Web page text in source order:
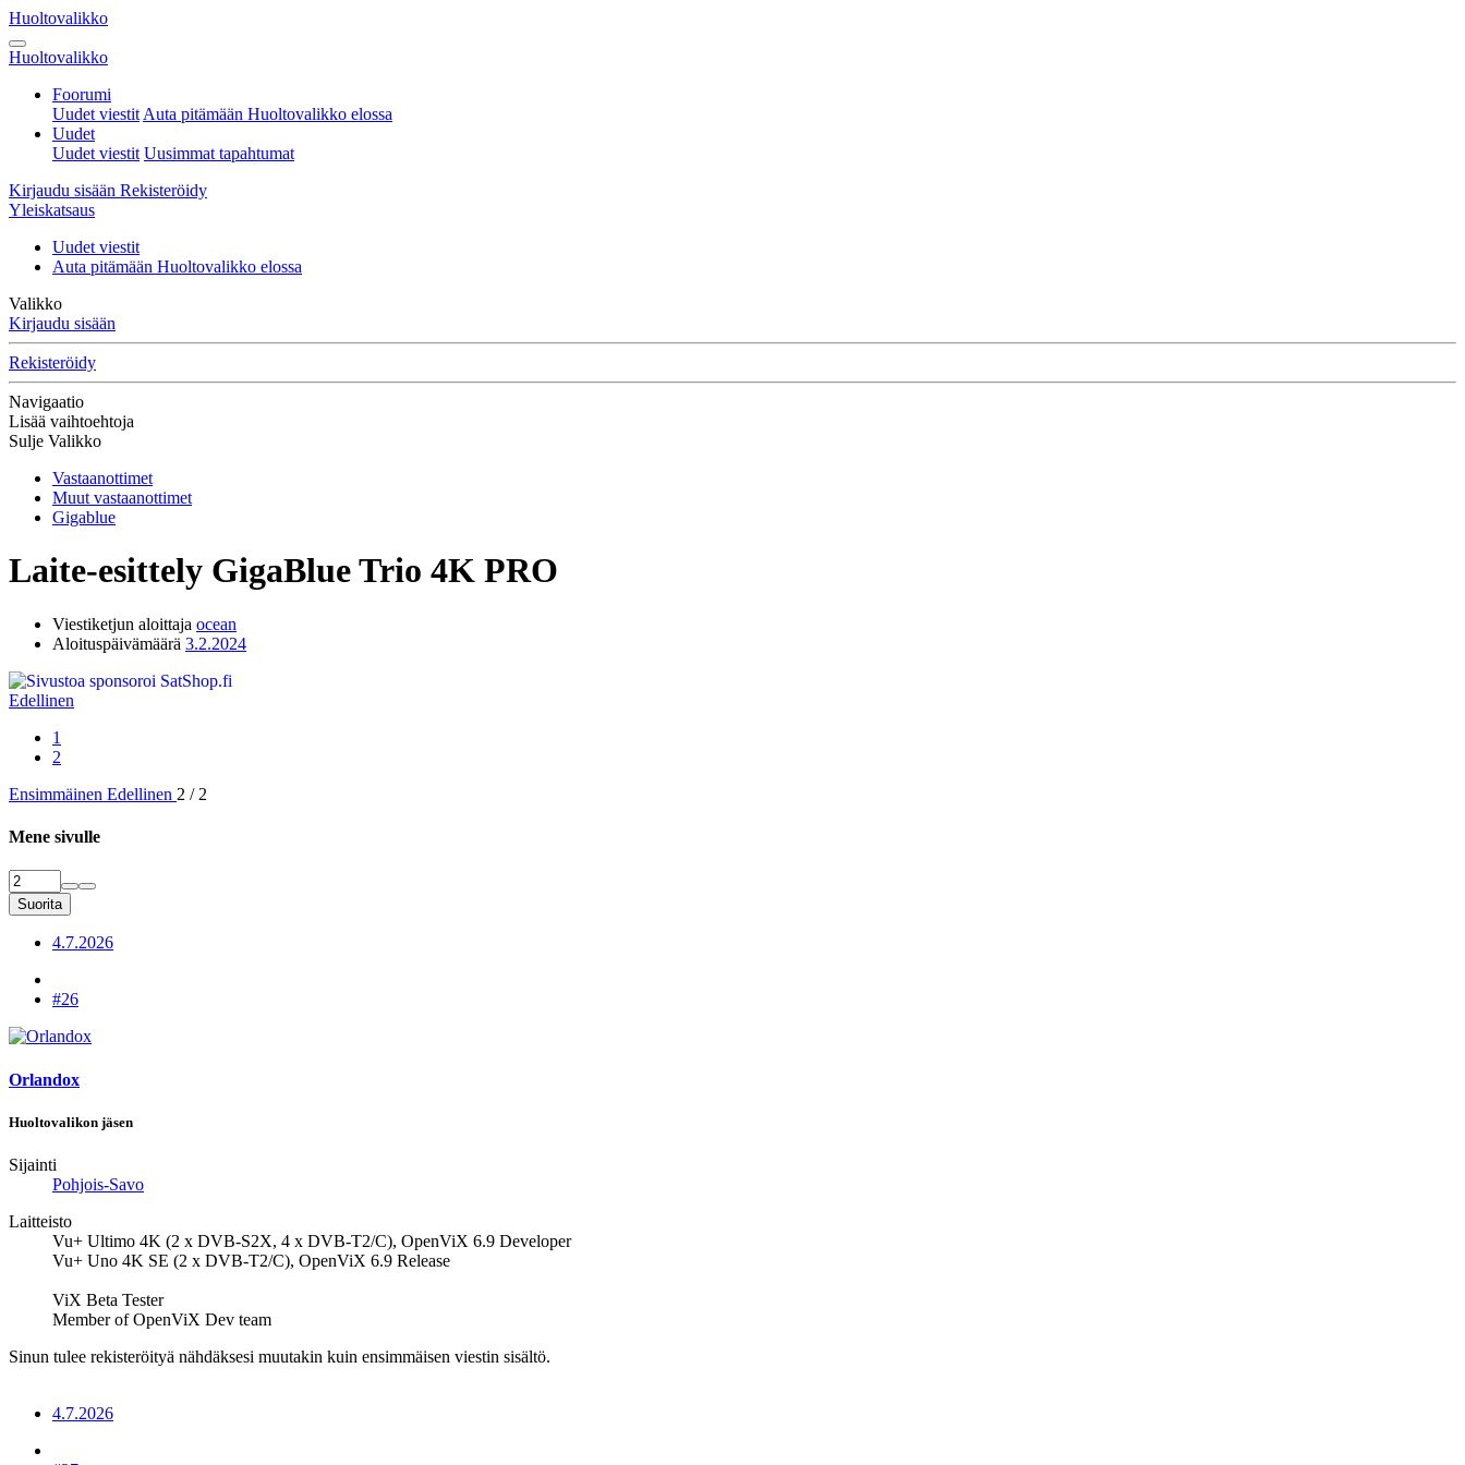
Huoltovalikko
Huoltovalikko
Foorumi
Uudet viestit Auta pitämään Huoltovalikko elossa
Uudet
Uudet viestit Uusimmat tapahtumat
Kirjaudu sisään Rekisteröidy
Yleiskatsaus
Uudet viestit
Auta pitämään Huoltovalikko elossa
Valikko
Kirjaudu sisään
Rekisteröidy
Navigaatio
Lisää vaihtoehtoja
Sulje Valikko
Vastaanottimet
Muut vastaanottimet
Gigablue
Laite-esittely GigaBlue Trio 4K PRO
Viestiketjun aloittaja ocean
Aloituspäivämäärä 3.2.2024
Edellinen
1
2
Ensimmäinen Edellinen 2 / 2
Mene sivulle
Suorita
4.7.2026
#26
Orlandox
Huoltovalikon jäsen
Sijainti
Pohjois-Savo
Laitteisto
Vu+ Ultimo 4K (2 x DVB-S2X, 4 x DVB-T2/C), OpenViX 6.9 Developer
Vu+ Uno 4K SE (2 x DVB-T2/C), OpenViX 6.9 Release
ViX Beta Tester
Member of OpenViX Dev team
Sinun tulee rekisteröityä nähdäksesi muutakin kuin ensimmäisen viestin sisältö.
4.7.2026